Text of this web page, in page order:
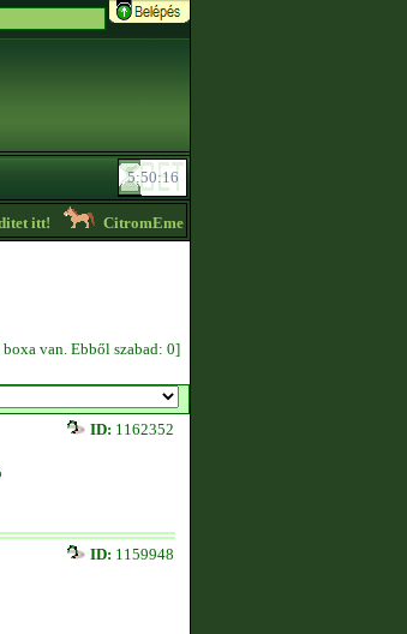
itt! CitromEmese- Lóvásár! Ingyenes lovak is
van. Ebből szabad: 0]
ID: 1162352
ID: 1159948